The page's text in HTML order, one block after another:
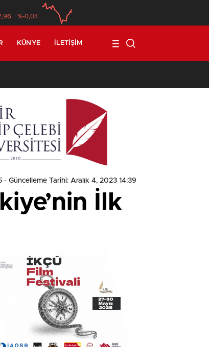
%-0,04
KÜNYE İLETIŞIM
- Güncelleme Tarihi: Aralık 4, 2023 14:39
İlk